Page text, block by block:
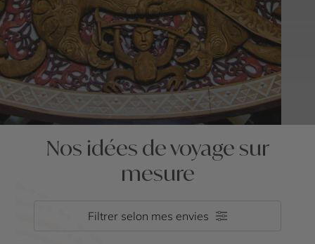
Nos idées de voyage sur
mesure
Filtrer selon mes envies